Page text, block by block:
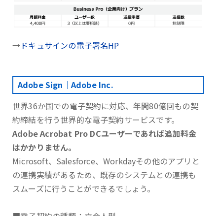
→ ドキュサインの電子署名HP
Adobe Sign｜Adobe Inc.
世界36か国での電子契約に対応、年間80億回もの契
約締結を行う世界的な電子契約サービスです。
Adobe Acrobat Pro DCユーザーであれば追加料金
はかかりません。
Microsoft、Salesforce、Workdayその他のアプリと
の連携実績があるため、既存のシステムとの連携も
スムーズに行うことができるでしょう。